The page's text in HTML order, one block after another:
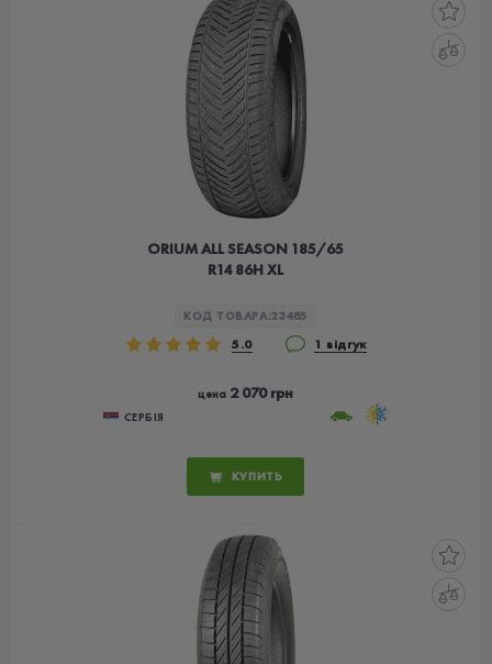
ORIUM ALL SEASON 185/65
R14 86H XL
КОД ТОВАРА:23485
5.0 1 відгук
цена 2 070 грн
СЕРБІЯ
КУПИТЬ